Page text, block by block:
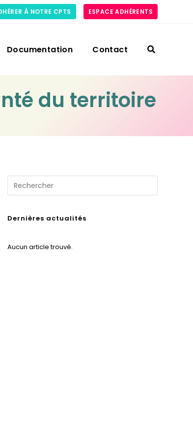
À NOTRE CPTS ESPACE ADHÉRENTS
Documentation Contact
du territoire
Dernières actualités
Aucun article trouvé.